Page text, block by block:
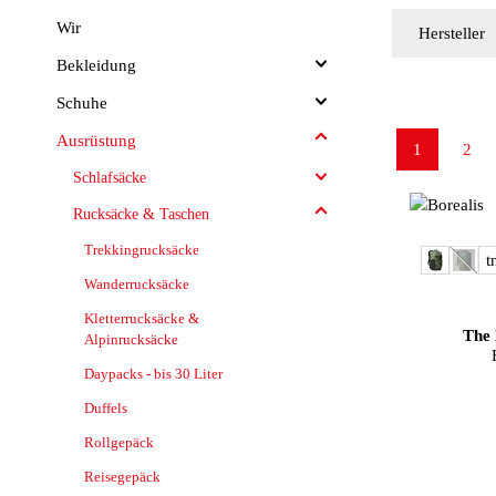
Wir
Bekleidung
Schuhe
Ausrüstung
Schlafsäcke
Rucksäcke & Taschen
Trekkingrucksäcke
Wanderrucksäcke
Kletterrucksäcke &
Alpinrucksäcke
Daypacks - bis 30 Liter
Duffels
Rollgepäck
Reisegepäck
Hersteller
Seite
1
Seite
2
The
Farbe